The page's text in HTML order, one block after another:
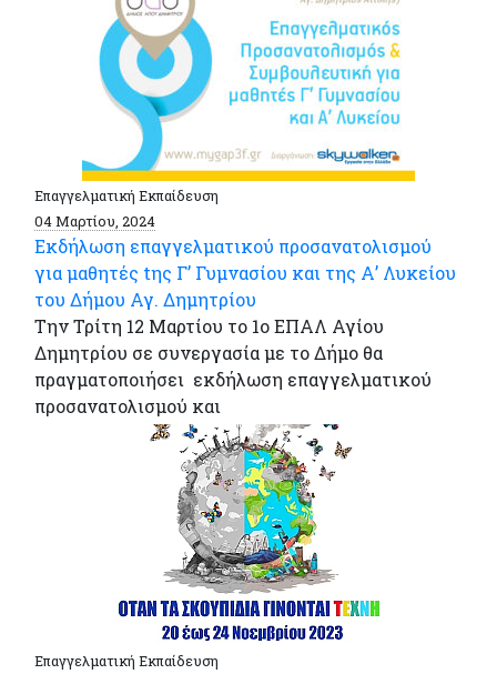
Επαγγελματική Εκπαίδευση
04 Μαρτίου, 2024
Εκδήλωση επαγγελματικού προσανατολισμού
για μαθητές tης Γ’ Γυμνασίου και της Α’ Λυκείου
του Δήμου Αγ. Δημητρίου
Την Τρίτη 12 Μαρτίου το 1ο ΕΠΑΛ Αγίου
Δημητρίου σε συνεργασία με το Δήμο θα
πραγματοποιήσει εκδήλωση επαγγελματικού
προσανατολισμού και
Επαγγελματική Εκπαίδευση